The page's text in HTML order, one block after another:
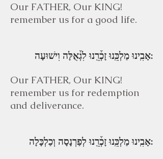
Our FATHER, Our KING!
remember us for a good life.
אָבִֽינוּ מַלְכֵּֽנוּ זָכְ֒רֵֽנוּ לִגְ֒אֻלָּה וִישׁוּעָה:
Our FATHER, Our KING!
remember us for redemption
and deliverance.
אָבִֽינוּ מַלְכֵּֽנוּ זָכְ֒רֵֽנוּ לְפַרְנָסָה וְכַלְכָּלָה: